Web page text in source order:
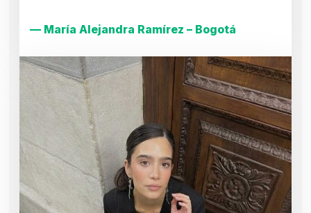
— María Alejandra Ramírez – Bogotá